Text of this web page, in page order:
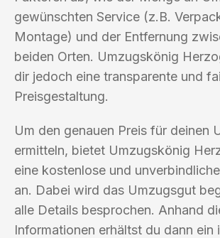
gewünschten Service (z.B.
Montage) und der Entfernung
beiden Orten. Umzugskönig
dir jedoch eine transparente und
Preisgestaltung.
Um den genauen Preis für deinen
ermitteln, bietet Umzugskönig
eine kostenlose und
an. Dabei wird das Umzugsgut
alle Details besprochen. Anhand
Informationen erhältst du dann ein